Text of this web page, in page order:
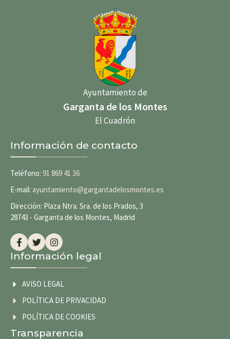
Ayuntamiento de
Garganta de los Montes
El Cuadrón
Información de contacto
Teléfono: 91 869 41 36
E-mail: ayuntamiento@gargantadelosmontes.es
Dirección: Plaza Ntra. Sra. de los Prados, 3
28743 - Garganta de los Montes, Madrid
Información legal
AVISO LEGAL
POLÍTICA DE PRIVACIDAD
POLÍTICA DE COOKIES
Transparencia